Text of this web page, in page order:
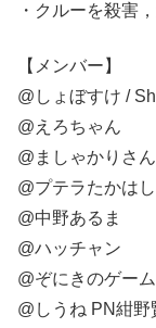
・クルーを殺害
【メンバー】
@しょぼすけ /
@えろちゃん
@ましゃかりさん
@プテラたかはし
@中野あるま
@ハッチャン
@ぞにきのゲー
@しうね PN紺野